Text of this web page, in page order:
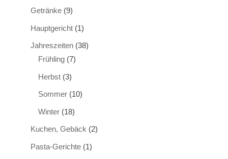
Getränke(9)
Hauptgericht(1)
Jahreszeiten(38)
Frühling(7)
Herbst(3)
Sommer(10)
Winter(18)
Kuchen, Gebäck (2)
Pasta-Gerichte(1)